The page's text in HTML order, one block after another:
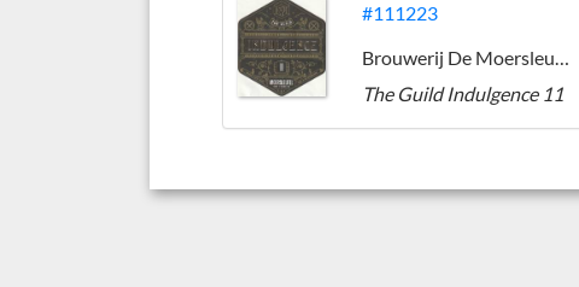
#111223
Brouwerij De Moersleutel
The Guild Indulgence 11